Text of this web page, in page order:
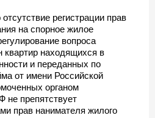
регистрации прав
на спорное жилое
вопроса
находящихся в
и переданных по
от имени Российской
органом
не препятствует
прав нанимателя жилого